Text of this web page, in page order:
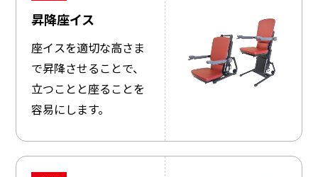
昇降座イス
座イスを適切な高さま
で昇降させることで、
立つことと座ることを
容易にします。